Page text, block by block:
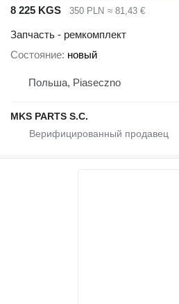
8 225 KGS 350 PLN ≈ 81,43 €
Запчасть - ремкомплект
Состояние новый
Польша, Piaseczno
MKS PARTS S.C.